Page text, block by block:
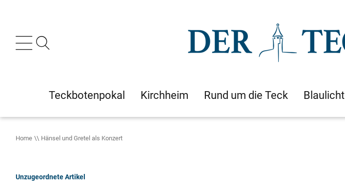
Teckbotenpokal Kirchheim Rund um die Teck Blaulicht
Home Hänsel und Gretel als Konzert
Unzugeordnete Artikel